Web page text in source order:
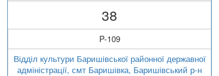
38
P-109
Відділ культури Баришівської районної державної
адміністрації, смт Баришівка, Баришівський р-н